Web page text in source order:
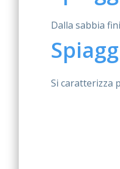
Dalla sabbia
Si caratterizza